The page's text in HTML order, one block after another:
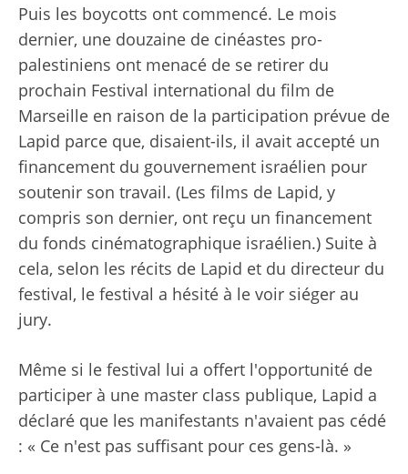
Puis les boycotts ont commencé. Le mois
dernier, une douzaine de cinéastes pro-
palestiniens ont menacé de se retirer du
prochain Festival international du film de
Marseille en raison de la participation prévue de
Lapid parce que, disaient-ils, il avait accepté un
financement du gouvernement israélien pour
soutenir son travail. (Les films de Lapid, y
compris son dernier, ont reçu un financement
du fonds cinématographique israélien.) Suite à
cela, selon les récits de Lapid et du directeur du
festival, le festival a hésité à le voir siéger au
jury.
Même si le festival lui a offert l'opportunité de
participer à une master class publique, Lapid a
déclaré que les manifestants n'avaient pas cédé
: « Ce n'est pas suffisant pour ces gens-là. »